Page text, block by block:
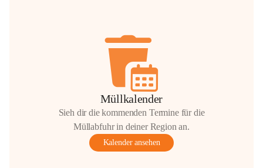
Müllkalender
Sieh dir die kommenden Termine für die
Müllabfuhr in deiner Region an.
Kalender ansehen